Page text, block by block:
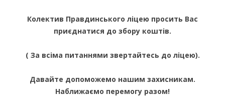
Колектив Правдинського ліцею просить Вас
приєднатися до збору коштів.
( За всіма питаннями звертайтесь до ліцею).
Давайте допоможемо нашим захисникам.
Наближаємо перемогу разом!